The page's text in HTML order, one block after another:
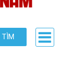
TÌM